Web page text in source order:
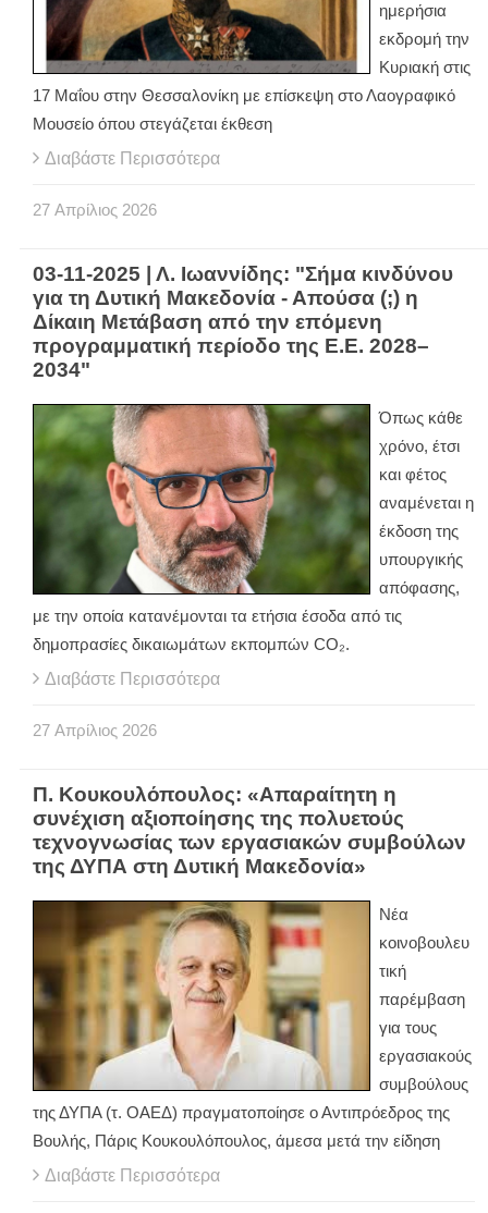
ημερήσια
εκδρομή την
Κυριακή στις
17 Μαΐου στην Θεσσαλονίκη με επίσκεψη στο Λαογραφικό
Μουσείο όπου στεγάζεται έκθεση
Διαβάστε Περισσότερα
27 Απρίλιος 2026
03-11-2025 | Λ. Ιωαννίδης: "Σήμα κινδύνου
για τη Δυτική Μακεδονία - Απούσα (;) η
Δίκαιη Μετάβαση από την επόμενη
προγραμματική περίοδο της Ε.Ε. 2028–
2034"
Όπως κάθε
χρόνο, έτσι
και φέτος
αναμένεται η
έκδοση της
υπουργικής
απόφασης,
με την οποία κατανέμονται τα ετήσια έσοδα από τις
δημοπρασίες δικαιωμάτων εκπομπών CO₂.
Διαβάστε Περισσότερα
27 Απρίλιος 2026
Π. Κουκουλόπουλος: «Απαραίτητη η
συνέχιση αξιοποίησης της πολυετούς
τεχνογνωσίας των εργασιακών συμβούλων
της ΔΥΠΑ στη Δυτική Μακεδονία»
Νέα
κοινοβουλευ
τική
παρέμβαση
για τους
εργασιακούς
συμβούλους
της ΔΥΠΑ (τ. ΟΑΕΔ) πραγματοποίησε ο Αντιπρόεδρος της
Βουλής, Πάρις Κουκουλόπουλος, άμεσα μετά την είδηση
Διαβάστε Περισσότερα